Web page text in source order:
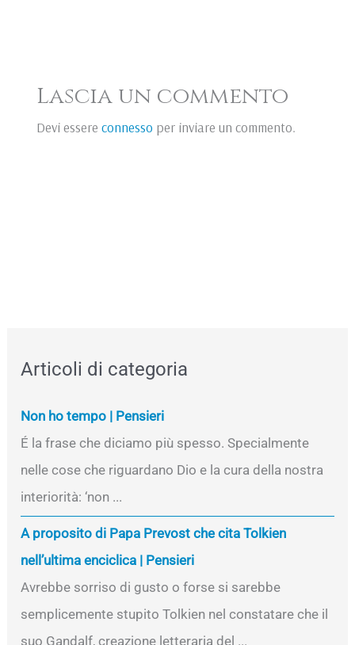
Lascia un commento
Devi essere connesso per inviare un commento.
Articoli di categoria
Non ho tempo | Pensieri
É la frase che diciamo più spesso. Specialmente
nelle cose che riguardano Dio e la cura della nostra
interiorità: ‘non ...
A proposito di Papa Prevost che cita Tolkien
nell’ultima enciclica | Pensieri
Avrebbe sorriso di gusto o forse si sarebbe
semplicemente stupito Tolkien nel constatare che il
suo Gandalf, creazione letteraria del ...